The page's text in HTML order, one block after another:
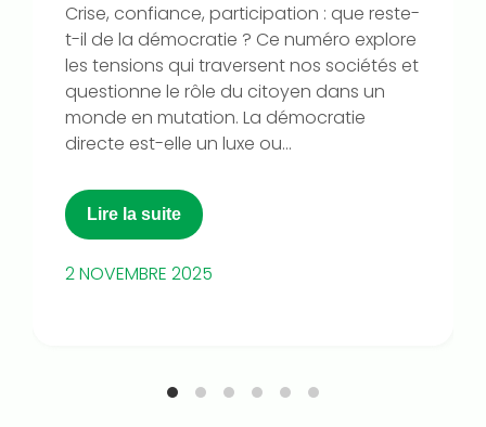
Crise, confiance, participation : que reste-
t-il de la démocratie ? Ce numéro explore
les tensions qui traversent nos sociétés et
questionne le rôle du citoyen dans un
monde en mutation. La démocratie
directe est-elle un luxe ou...
Lire la suite
2 NOVEMBRE 2025